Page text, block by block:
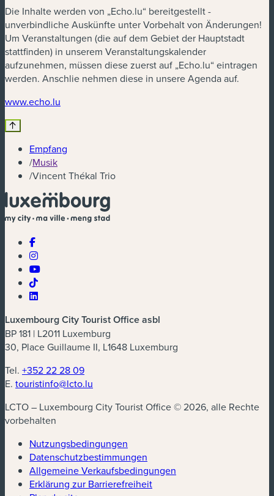
Die Inhalte werden von „Echo.lu“ bereitgestellt -
unverbindliche Auskünfte unter Vorbehalt von Änderungen!
Um Veranstaltungen (die auf dem Gebiet der Hauptstadt
stattfinden) in unserem Veranstaltungskalender
aufzunehmen, müssen diese zuerst auf „Echo.lu“ eintragen
werden. Anschlie nehmen diese in unsere Agenda auf.
www.echo.lu
Empfang
/Musik
/Vincent Thékal Trio
Luxembourg City Tourist Office asbl
BP 181 | L2011 Luxemburg
30, Place Guillaume II, L1648 Luxemburg
Tel. +352 22 28 09
E. touristinfo@lcto.lu
LCTO – Luxembourg City Tourist Office © 2026, alle Rechte
vorbehalten
Nutzungsbedingungen
Datenschutzbestimmungen
Allgemeine Verkaufsbedingungen
Erklärung zur Barrierefreiheit